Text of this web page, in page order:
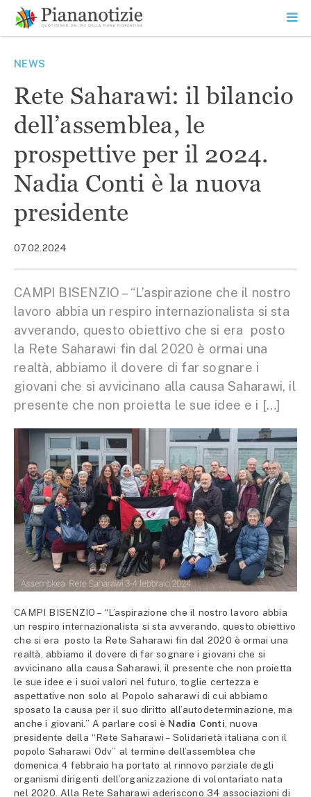
contenuto
SEARCH
NEWS
Rete Saharawi: il bilancio
dell’assemblea, le
prospettive per il 2024.
Nadia Conti è la nuova
presidente
07.02.2024
CAMPI BISENZIO – “L’aspirazione che il nostro
lavoro abbia un respiro internazionalista si sta
avverando, questo obiettivo che si era posto
la Rete Saharawi fin dal 2020 è ormai una
realtà, abbiamo il dovere di far sognare i
giovani che si avvicinano alla causa Saharawi, il
presente che non proietta le sue idee e i […]
CAMPI BISENZIO – “L’aspirazione che il nostro lavoro abbia
un respiro internazionalista si sta avverando, questo obiettivo
che si era posto la Rete Saharawi fin dal 2020 è ormai una
realtà, abbiamo il dovere di far sognare i giovani che si
avvicinano alla causa Saharawi, il presente che non proietta
le sue idee e i suoi valori nel futuro, toglie certezza e
aspettative non solo al Popolo saharawi di cui abbiamo
sposato la causa per il suo diritto all’autodeterminazione, ma
anche i giovani.” A parlare così è Nadia Conti, nuova
presidente della “Rete Saharawi – Solidarietà italiana con il
popolo Saharawi Odv” al termine dell’assemblea che
domenica 4 febbraio ha portato al rinnovo parziale degli
organismi dirigenti dell’organizzazione di volontariato nata
nel 2020. Alla Rete Saharawi aderiscono 34 associazioni di